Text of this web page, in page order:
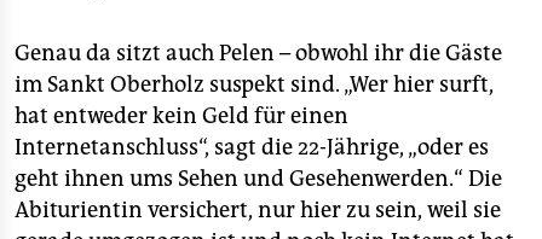
Genau da sitzt auch Pelen – obwohl ihr die Gäste
im Sankt Oberholz suspekt sind. „Wer hier surft,
hat entweder kein Geld für einen
Internetanschluss“, sagt die 22-Jährige, „oder es
geht ihnen ums Sehen und Gesehenwerden.“ Die
Abiturientin versichert, nur hier zu sein, weil sie